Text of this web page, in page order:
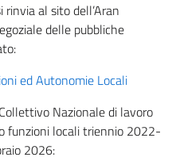
al sito dell’Aran
delle pubbliche
ed Autonomie Locali
Nazionale di lavoro
funzioni locali triennio 2022-
2026: